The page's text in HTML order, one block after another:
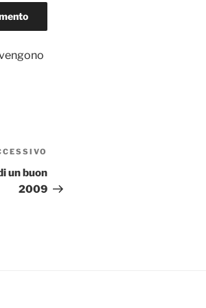
successivo
un buon
2009